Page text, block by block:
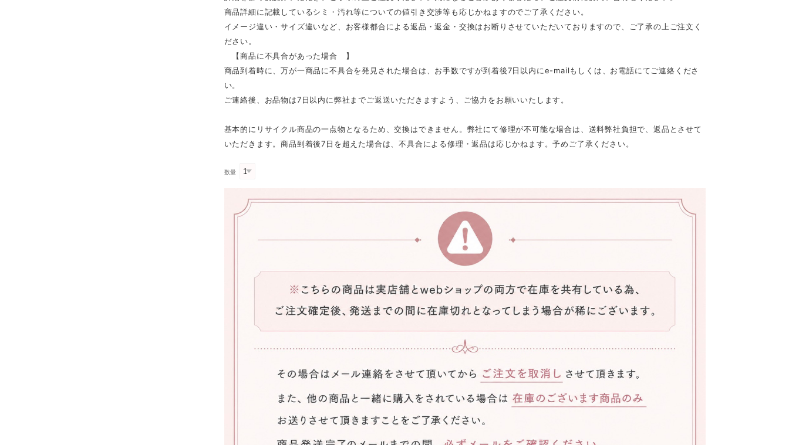
商品詳細に記載しているシミ・汚れ等についての値引き交渉等も応じかねますのでご了承ください。
イメージ違い・サイズ違いなど、お客様都合による返品・返金・交換はお断りさせていただいておりますので、ご了承の上ご注文く
ださい。
【商品に不具合があった場合 】
商品到着時に、万が一商品に不具合を発見された場合は、お手数ですが到着後7日以内にe-mailもしくは、お電話にてご連絡くださ
い。
ご連絡後、お品物は7日以内に弊社までご返送いただきますよう、ご協力をお願いいたします。
基本的にリサイクル商品の一点物となるため、交換はできません。弊社にて修理が不可能な場合は、送料弊社負担で、返品とさせて
いただきます。商品到着後7日を超えた場合は、不具合による修理・返品は応じかねます。予めご了承ください。
数量